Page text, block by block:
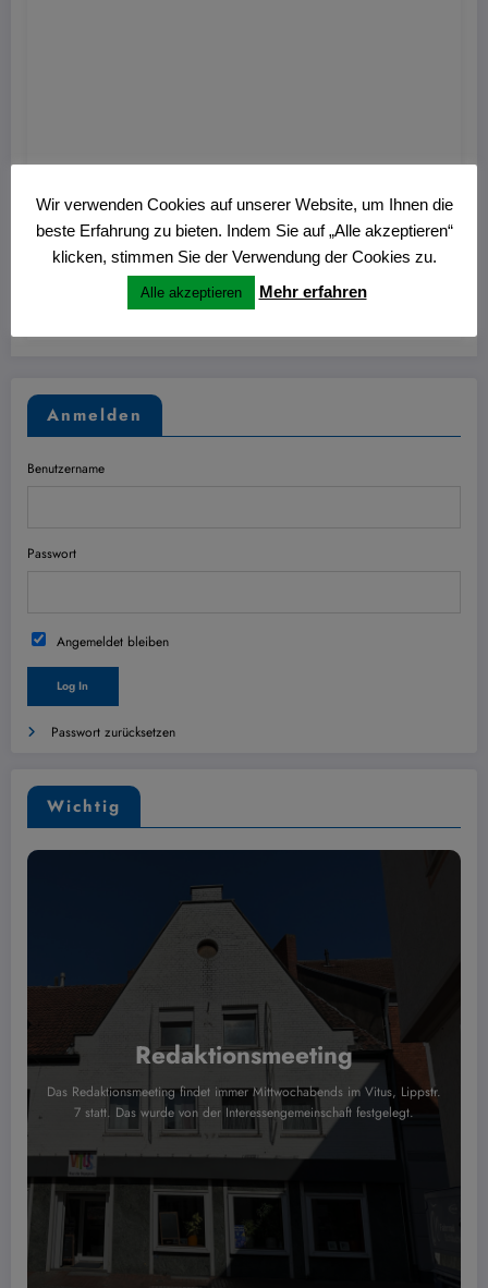
Hans 0
Nitschmann Ausstellung im Kulturzentrum
Westring
27. Juni 2026
Anmelden
Benutzername
Passwort
Angemeldet bleiben
Passwort zurücksetzen
Wichtig
Redaktionsmeeting
Das Redaktionsmeeting findet immer Mittwochabends im Vitus, Lippstr.
7 statt. Das wurde von der Interessengemeinschaft festgelegt.
Wir verwenden Cookies auf unserer Website, um Ihnen die
beste Erfahrung zu bieten. Indem Sie auf „Alle akzeptieren“
klicken, stimmen Sie der Verwendung der Cookies zu.
Alle akzeptieren Mehr erfahren